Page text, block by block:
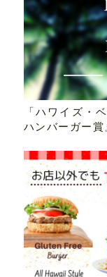
「ハワイズ・
ハンバーガー